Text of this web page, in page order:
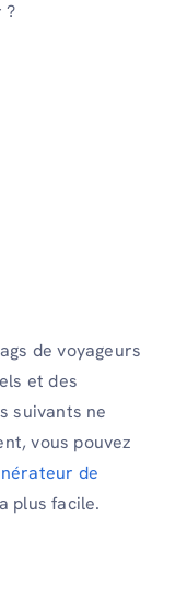
?
de voyageurs
et des
suivants ne
vous pouvez
de
plus facile.